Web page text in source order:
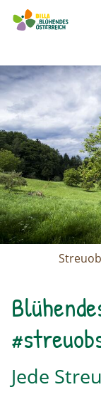
Image
Jede